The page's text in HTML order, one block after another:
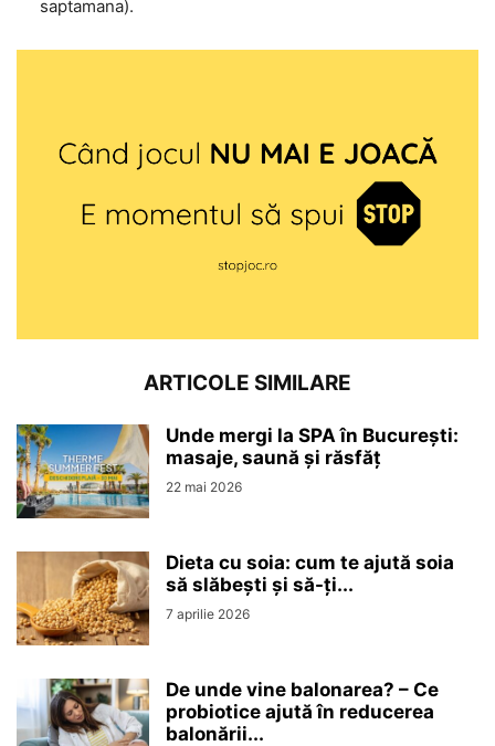
saptamana).
ARTICOLE SIMILARE
Unde mergi la SPA în București:
masaje, saună și răsfăț
22 mai 2026
Dieta cu soia: cum te ajută soia
să slăbești și să-ți...
7 aprilie 2026
De unde vine balonarea? – Ce
probiotice ajută în reducerea
balonării...